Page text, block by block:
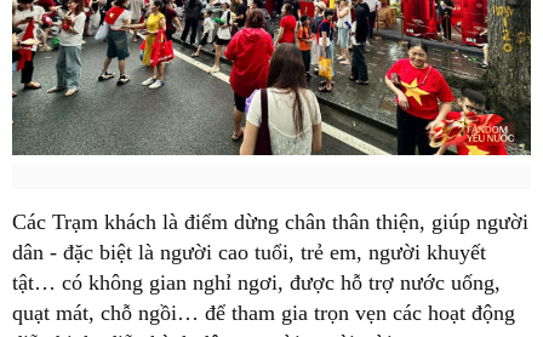
Các Trạm khách là điểm dừng chân thân thiện, giúp người
dân - đặc biệt là người cao tuổi, trẻ em, người khuyết
tật… có không gian nghỉ ngơi, được hỗ trợ nước uống,
quạt mát, chỗ ngồi… để tham gia trọn vẹn các hoạt động